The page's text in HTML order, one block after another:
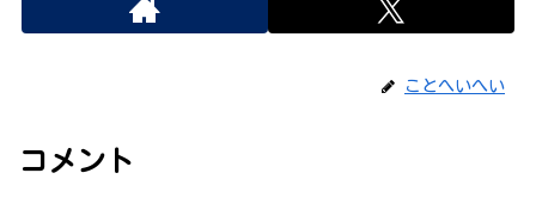
ことへいへい
コメント